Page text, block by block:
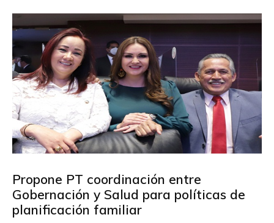
Propone PT coordinación entre
Gobernación y Salud para políticas de
planificación familiar